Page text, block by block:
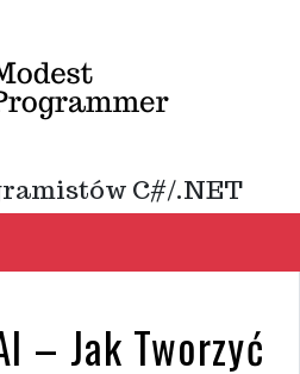
C#/.NET
– Jak Tworzyć